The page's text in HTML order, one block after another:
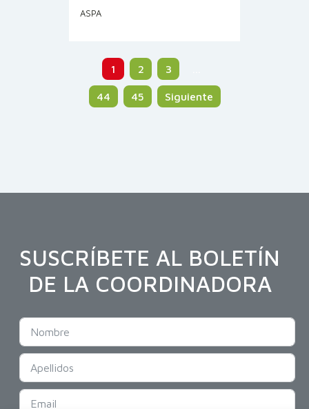
ASPA
1 2 3
44 45 Siguiente
SUSCRÍBETE AL BOLETÍN
DE LA COORDINADORA